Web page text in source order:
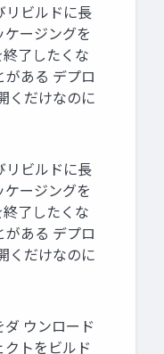
リビルドに長
ージングを
了したくな
ある デプロ
くだけなのに
リビルドに長
ージングを
了したくな
ある デプロ
くだけなのに
ウンロード
トをビルド